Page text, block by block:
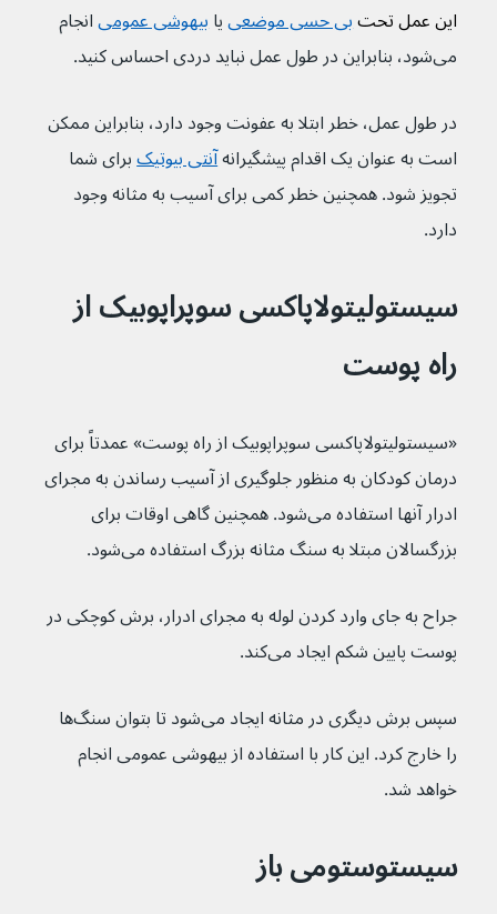
این عمل تحت بی حسی موضعییا بیهوشی عمومیانجام
می‌شود، بنابراین در طول عمل نباید دردی احساس کنید.
در طول عمل، خطر ابتلا به عفونت وجود دارد، بنابراین ممکن
است به عنوان یک اقدام پیشگیرانه آنتی بیوتیک برای شما
تجویز شود. همچنین خطر کمی برای آسیب به مثانه وجود
دارد.
سیستولیتولاپاکسی سوپراپوبیک از
راه پوست
«سیستولیتولاپاکسی سوپراپوبیک از راه پوست» عمدتاً برای
درمان کودکان به منظور جلوگیری از آسیب رساندن به مجرای
ادرار آنها استفاده می‌شود. همچنین گاهی اوقات برای
بزرگسالان مبتلا به سنگ مثانه بزرگ استفاده می‌شود.
جراح به جای وارد کردن لوله به مجرای ادرار، برش کوچکی در
پوست پایین شکم ایجاد می‌کند.
سپس برش دیگری در مثانه ایجاد می‌شود تا بتوان سنگ‌ها
را خارج کرد. این کار با استفاده از بیهوشی عمومی انجام
خواهد شد.
سیستوستومی باز